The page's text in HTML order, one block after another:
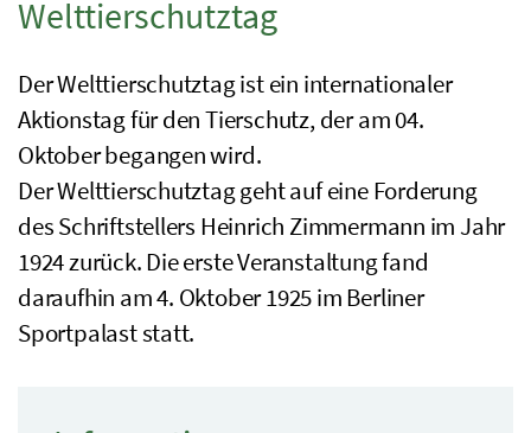
Welttierschutztag
Der Welttierschutztag ist ein internationaler
Aktionstag für den Tierschutz, der am 04.
Oktober begangen wird.
Der Welttierschutztag geht auf eine Forderung
des Schriftstellers Heinrich Zimmermann im Jahr
1924 zurück. Die erste Veranstaltung fand
daraufhin am 4. Oktober 1925 im Berliner
Sportpalast statt.